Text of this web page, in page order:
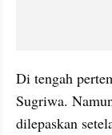
Di tengah
Sugriwa.
dilepaskan